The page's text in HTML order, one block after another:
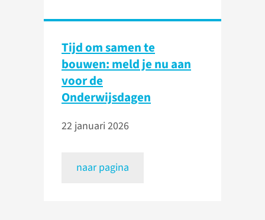
Tijd om samen te
bouwen: meld je nu aan
voor de
Onderwijsdagen
22 januari 2026
naar pagina